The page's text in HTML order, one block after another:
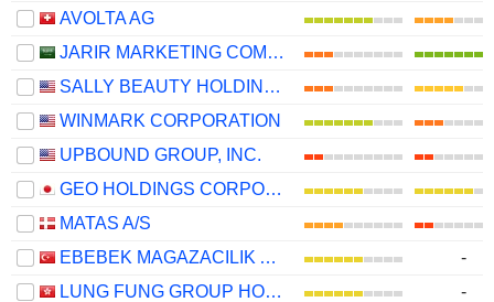
AVOLTA AG
JARIR MARKETING COMPANY
SALLY BEAUTY HOLDINGS, INC.
WINMARK CORPORATION
UPBOUND GROUP, INC.
GEO HOLDINGS CORPORATION
MATAS A/S
EBEBEK MAGAZACILIK ANONIM SIRKETI
-
LUNG FUNG GROUP HOLDINGS LIMITED
-